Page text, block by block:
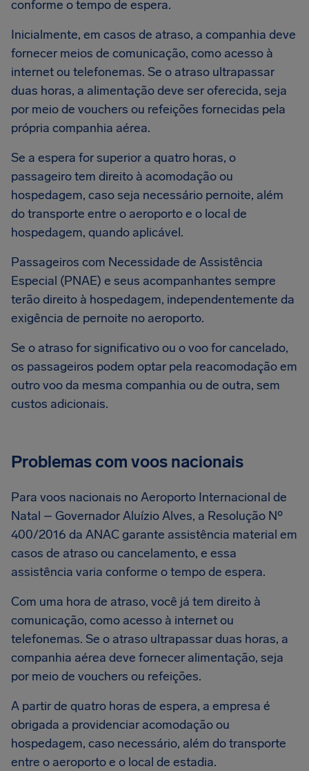
conforme o tempo de espera.
Inicialmente, em casos de atraso, a companhia deve
fornecer meios de comunicação, como acesso à
internet ou telefonemas. Se o atraso ultrapassar
duas horas, a alimentação deve ser oferecida, seja
por meio de vouchers ou refeições fornecidas pela
própria companhia aérea.
Se a espera for superior a quatro horas, o
passageiro tem direito à acomodação ou
hospedagem, caso seja necessário pernoite, além
do transporte entre o aeroporto e o local de
hospedagem, quando aplicável.
Passageiros com Necessidade de Assistência
Especial (PNAE) e seus acompanhantes sempre
terão direito à hospedagem, independentemente da
exigência de pernoite no aeroporto.
Se o atraso for significativo ou o voo for cancelado,
os passageiros podem optar pela reacomodação em
outro voo da mesma companhia ou de outra, sem
custos adicionais.
Problemas com voos nacionais
Para voos nacionais no Aeroporto Internacional de
Natal – Governador Aluízio Alves, a Resolução Nº
400/2016 da ANAC garante assistência material em
casos de atraso ou cancelamento, e essa
assistência varia conforme o tempo de espera.
Com uma hora de atraso, você já tem direito à
comunicação, como acesso à internet ou
telefonemas. Se o atraso ultrapassar duas horas, a
companhia aérea deve fornecer alimentação, seja
por meio de vouchers ou refeições.
A partir de quatro horas de espera, a empresa é
obrigada a providenciar acomodação ou
hospedagem, caso necessário, além do transporte
entre o aeroporto e o local de estadia.